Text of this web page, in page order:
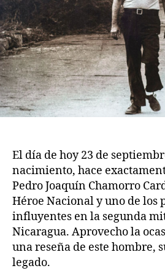
El día de hoy 23 de
nacimiento, hace
Pedro Joaquín Chamorro
Héroe Nacional y uno de los
influyentes en la segunda
Nicaragua. Aprovecho la
una reseña de este hombre,
legado.